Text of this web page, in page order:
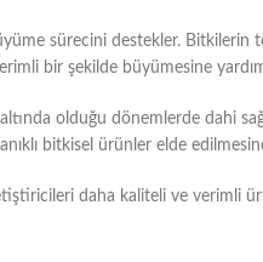
sürecini destekler.
bir şekilde büyümesine
olduğu dönemlerde dahi
bitkisel ürünler elde
daha kaliteli ve verimli